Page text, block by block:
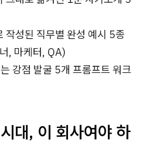
작성된 직무별 완성 예시 5종
, 마케터, QA)
강점 발굴 5개 프롬프트 워크
대, 이 회사여야 하